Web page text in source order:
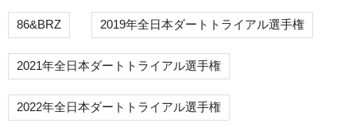
86&BRZ 2019年全日本ダートトライアル選手権
2021年全日本ダートトライアル選手権
2022年全日本ダートトライアル選手権